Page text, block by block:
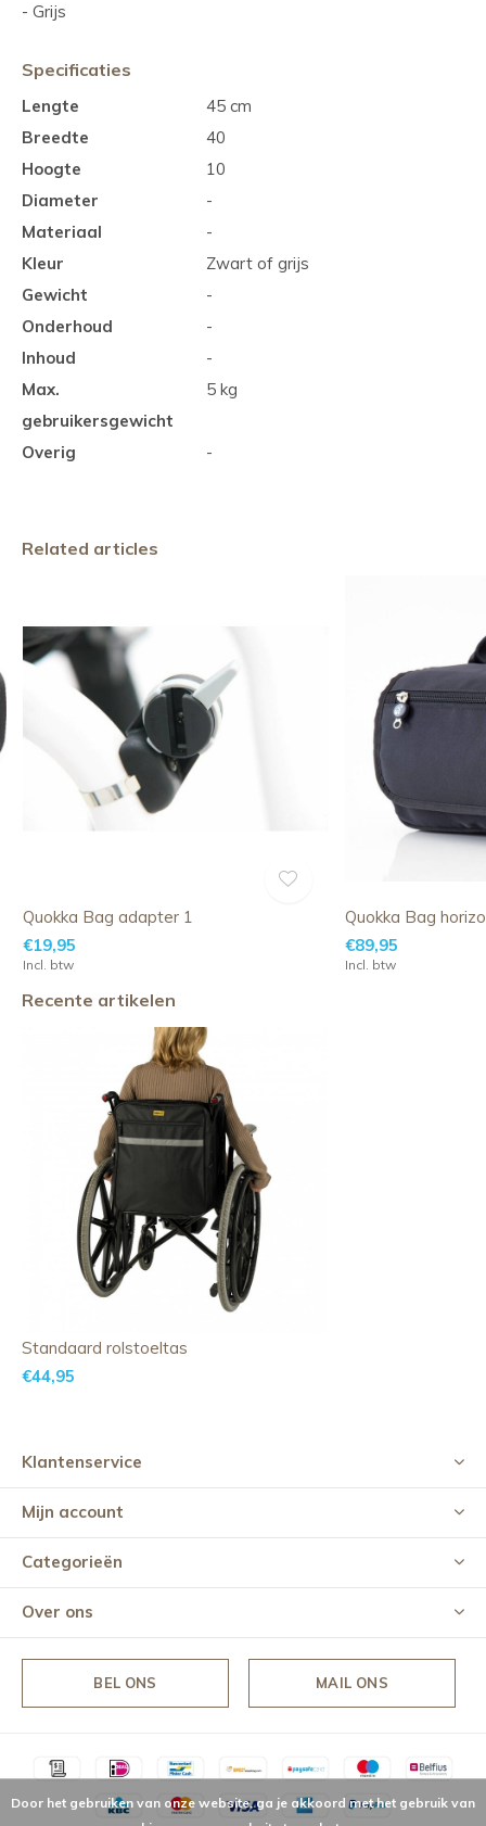
- Grijs
Specificaties
Lengte
45 cm
Breedte
40
Hoogte
10
Diameter
-
Materiaal
-
Kleur
Zwart of grijs
Gewicht
-
Onderhoud
-
Inhoud
-
Max.
gebruikersgewicht
5 kg
Overig -
Related articles
Quokka Bag adapter 1
€19,95
Incl. btw
Quokka Bag
€89,95
Incl. btw
Recente artikelen
Standaard rolstoeltas
€44,95
Klantenservice
Mijn account
Categorieën
Over ons
BEL ONS MAIL ONS
Door het gebruiken van onze website, ga je akkoord met het gebruik van